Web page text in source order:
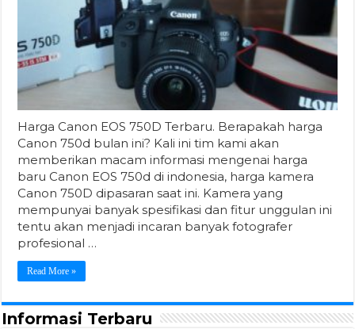
Harga Canon EOS 750D Terbaru. Berapakah harga
Canon 750d bulan ini? Kali ini tim kami akan
memberikan macam informasi mengenai harga
baru Canon EOS 750d di indonesia, harga kamera
Canon 750D dipasaran saat ini. Kamera yang
mempunyai banyak spesifikasi dan fitur unggulan ini
tentu akan menjadi incaran banyak fotografer
profesional …
Read More »
Informasi Terbaru